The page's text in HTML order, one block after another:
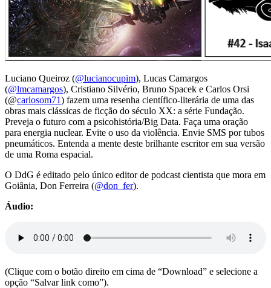
Luciano Queiroz (@lucianocupim), Lucas Camargos
(@lmcamargos), Cristiano Silvério, Bruno Spacek e Carlos Orsi
(@carlosom71) fazem uma resenha científico-literária de uma das
obras mais clássicas de ficção do século XX: a série Fundação.
Preveja o futuro com a psicohistória/Big Data. Faça uma oração
para energia nuclear. Evite o uso da violência. Envie SMS por tubos
pneumáticos. Entenda a mente deste brilhante escritor em sua versão
de uma Roma espacial.
O DdG é editado pelo único editor de podcast cientista que mora em
Goiânia, Don Ferreira (@don_fer).
Áudio:
(Clique com o botão direito em cima de “Download” e selecione a
opção “Salvar link como”).